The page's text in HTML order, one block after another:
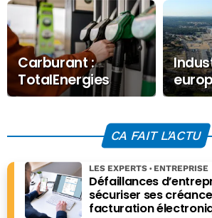
Carburant :
TotalEnergies
garde son
campagne
et
CA FAIT L'ACTU
Défaillances
sécuriser ses
facturation
LES EXPERTS ENTREPRISE